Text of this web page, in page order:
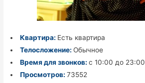
Квартира: Есть квартира
Телосложение: Обычное
Время для звонков: с 10:00 до 23:00
Просмотров: 73552